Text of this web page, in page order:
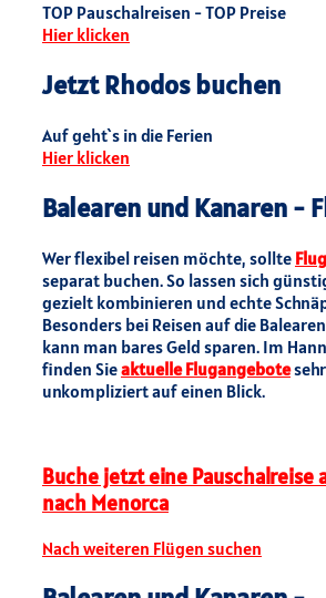
TOP Pauschalreisen - TOP Preise
Hier klicken
Jetzt Rhodos buchen
Auf geht`s in die Ferien
Hier klicken
Balearen und Kanaren -
Wer flexibel reisen möchte, sollte Flug
separat buchen. So lassen sich
gezielt kombinieren und echte
Besonders bei Reisen auf die
kann man bares Geld sparen. Im
finden Sieaktuelle Flugangebote
unkompliziert auf einen Blick.
Buche jetzt eine Pauschalreise
nach Menorca
Nach weiteren Flügen suchen